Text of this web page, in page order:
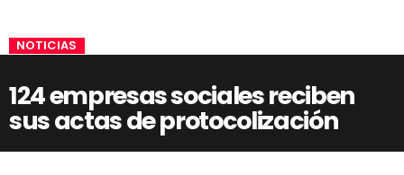
NOTICIAS
124 empresas sociales reciben
sus actas de protocolización